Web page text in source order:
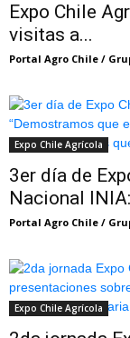
Expo Chile
visitas a...
Portal Agro Chile /
Expo Chile Agrícola
3er día de
Nacional
Portal Agro Chile /
Expo Chile Agrícola